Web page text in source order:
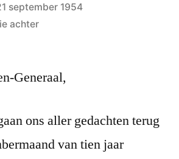
september 1954
achterop
september
Generaal,
ons aller gedachten terug
van tien jaar